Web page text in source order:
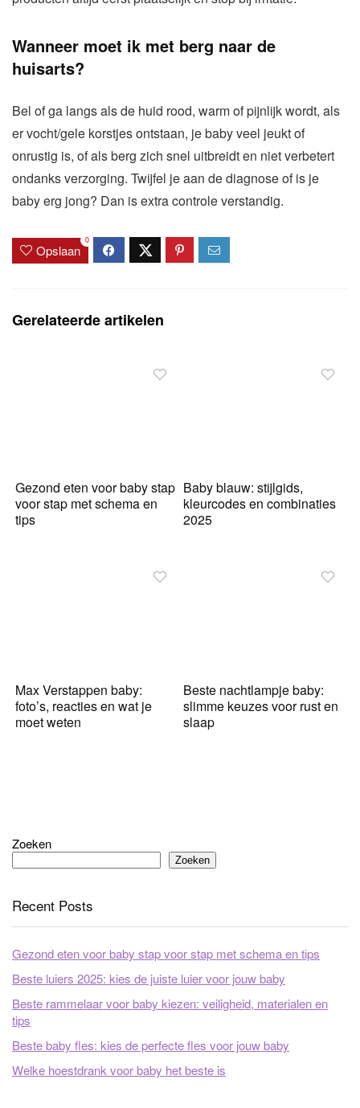
Wanneer moet ik met berg naar de
huisarts?
Bel of ga langs als de huid rood, warm of pijnlijk wordt, als
er vocht/gele korstjes ontstaan, je baby veel jeukt of
onrustig is, of als berg zich snel uitbreidt en niet verbetert
ondanks verzorging. Twijfel je aan de diagnose of is je
baby erg jong? Dan is extra controle verstandig.
Opslaan
0
Gerelateerde artikelen
Gezond eten voor baby stap
voor stap met schema en
tips
Baby blauw: stijlgids,
kleurcodes en combinaties
2025
Max Verstappen baby:
foto’s, reacties en wat je
moet weten
Beste nachtlampje baby:
slimme keuzes voor rust en
slaap
Zoeken
Zoeken
Recent Posts
Gezond eten voor baby stap voor stap met schema en tips
Beste luiers 2025: kies de juiste luier voor jouw baby
Beste rammelaar voor baby kiezen: veiligheid, materialen en
tips
Beste baby fles: kies de perfecte fles voor jouw baby
Welke hoestdrank voor baby het beste is